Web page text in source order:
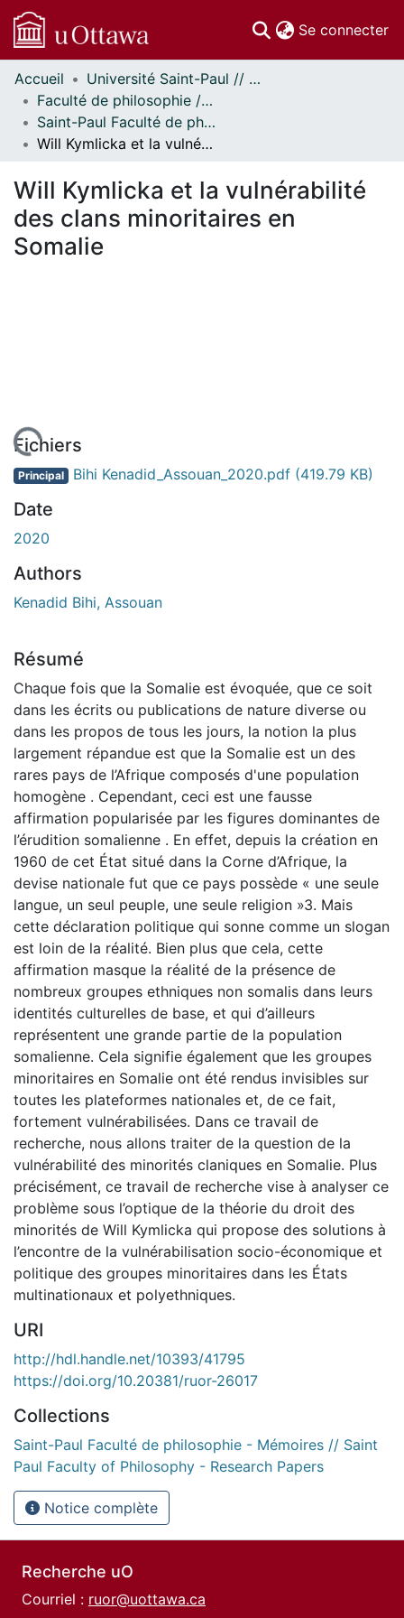
Se connecter
Communautés
et collections
Parcourir
Statistiques
À propos
Accueil
Université Saint-Paul // Saint Paul University
Faculté de philosophie // Faculty of Philosophy
Saint-Paul Faculté de philosophie - Mémoires // Saint Paul Faculty of Philosophy - Research Papers
Will Kymlicka et la vulnérabilité des clans minoritaires en Somalie
Will Kymlicka et la vulnérabilité
des clans minoritaires en
Somalie
Fichiers
Principal Bihi Kenadid_Assouan_2020.pdf (419.79 KB)
Date
2020
Authors
Kenadid Bihi, Assouan
Résumé
Chaque fois que la Somalie est évoquée, que ce soit
dans les écrits ou publications de nature diverse ou
dans les propos de tous les jours, la notion la plus
largement répandue est que la Somalie est un des
rares pays de l’Afrique composés d'une population
homogène . Cependant, ceci est une fausse
affirmation popularisée par les figures dominantes de
l’érudition somalienne . En effet, depuis la création en
1960 de cet État situé dans la Corne d’Afrique, la
devise nationale fut que ce pays possède « une seule
langue, un seul peuple, une seule religion »3. Mais
cette déclaration politique qui sonne comme un slogan
est loin de la réalité. Bien plus que cela, cette
affirmation masque la réalité de la présence de
nombreux groupes ethniques non somalis dans leurs
identités culturelles de base, et qui d’ailleurs
représentent une grande partie de la population
somalienne. Cela signifie également que les groupes
minoritaires en Somalie ont été rendus invisibles sur
toutes les plateformes nationales et, de ce fait,
fortement vulnérabilisées. Dans ce travail de
recherche, nous allons traiter de la question de la
vulnérabilité des minorités claniques en Somalie. Plus
précisément, ce travail de recherche vise à analyser ce
problème sous l’optique de la théorie du droit des
minorités de Will Kymlicka qui propose des solutions à
l’encontre de la vulnérabilisation socio-économique et
politique des groupes minoritaires dans les États
multinationaux et polyethniques.
URI
http://hdl.handle.net/10393/41795
https://doi.org/10.20381/ruor-26017
Collections
Saint-Paul Faculté de philosophie - Mémoires // Saint
Paul Faculty of Philosophy - Research Papers
Notice complète
Recherche uO
Courriel : ruor@uottawa.ca